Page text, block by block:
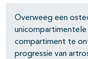
open- en
Overweeg een
compartiment te
progressie van